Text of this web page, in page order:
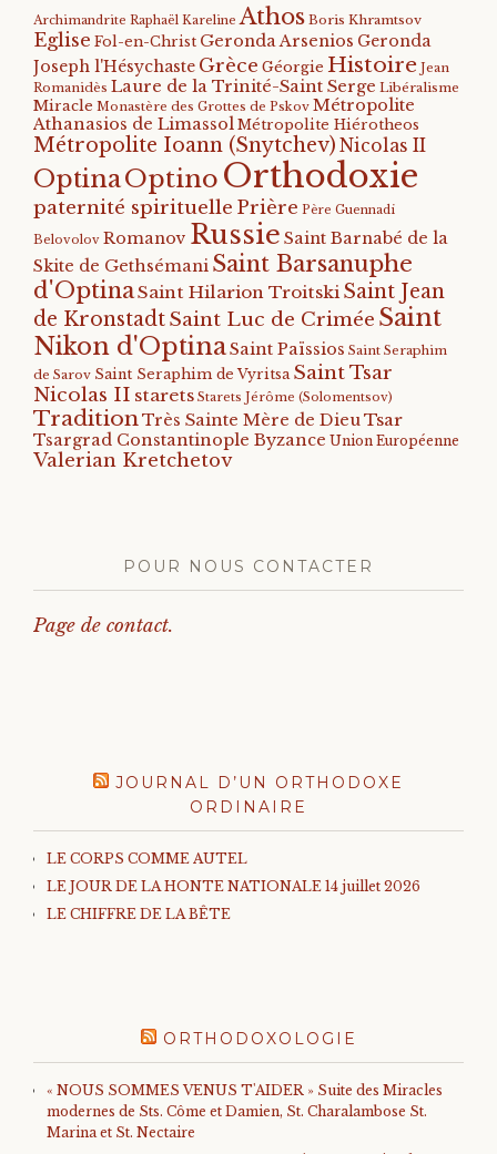
Archimandrite Raphaël Kareline Athos Boris Khramtsov
Eglise Fol-en-Christ Geronda Arsenios Geronda
Joseph l'Hésychaste Grèce Géorgie Histoire Jean
Romanidès Laure de la Trinité-Saint Serge Libéralisme
Miracle Monastère des Grottes de Pskov Métropolite
Athanasios de Limassol Métropolite Hiérotheos
Métropolite Ioann (Snytchev) Nicolas II
OptinaOptino Orthodoxie
paternité spirituelle Prière Père Guennadi
Belovolov Romanov Russie Saint Barnabé de la
Skite de Gethsémani Saint Barsanuphe
d'Optina Saint Hilarion Troitski Saint Jean
de KronstadtSaint Luc de Crimée Saint
Nikon d'OptinaSaint Païssios Saint Seraphim
de Sarov Saint Seraphim de Vyritsa Saint Tsar
Nicolas II starets Starets Jérôme (Solomentsov)
TraditionTrès Sainte Mère de DieuTsar
Tsargrad Constantinople Byzance Union Européenne
Valerian Kretchetov
POUR NOUS CONTACTER
Page de contact.
JOURNAL D’UN ORTHODOXE
ORDINAIRE
LE CORPS COMME AUTEL
LE JOUR DE LA HONTE NATIONALE 14 juillet 2026
LE CHIFFRE DE LA BÊTE
ORTHODOXOLOGIE
« NOUS SOMMES VENUS T'AIDER » Suite des Miracles
modernes de Sts. Côme et Damien, St. Charalambose St.
Marina et St. Nectaire